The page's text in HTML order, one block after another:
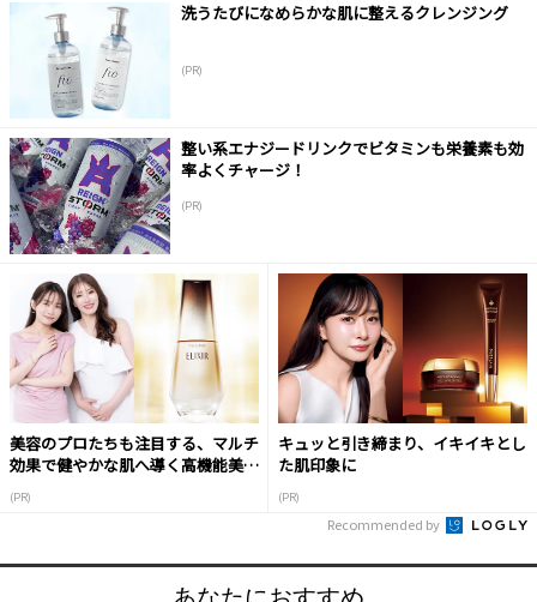
洗うたびになめらかな肌に整えるクレンジング
(PR)
整い系エナジードリンクでビタミンも栄養素も効
率よくチャージ！
(PR)
美容のプロたちも注目する、マルチ
効果で健やかな肌へ導く高機能美容
(PR)
キュッと引き締まり、イキイキとし
た肌印象に
(PR)
Recommended by